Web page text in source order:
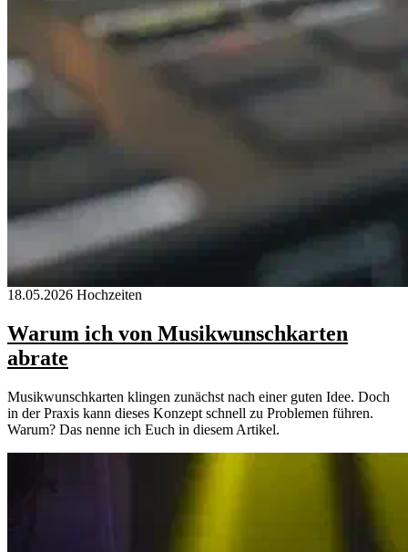
18.05.2026 Hochzeiten
Warum ich von Musikwunschkarten
abrate
Musikwunschkarten klingen zunächst nach einer guten Idee. Doch
in der Praxis kann dieses Konzept schnell zu Problemen führen.
Warum? Das nenne ich Euch in diesem Artikel.